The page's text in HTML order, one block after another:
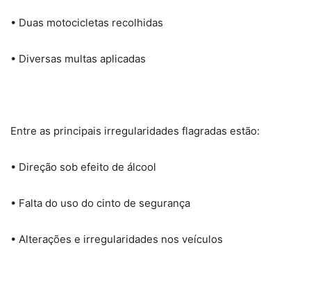
• Duas motocicletas recolhidas
• Diversas multas aplicadas
Entre as principais irregularidades flagradas estão:
• Direção sob efeito de álcool
• Falta do uso do cinto de segurança
• Alterações e irregularidades nos veículos